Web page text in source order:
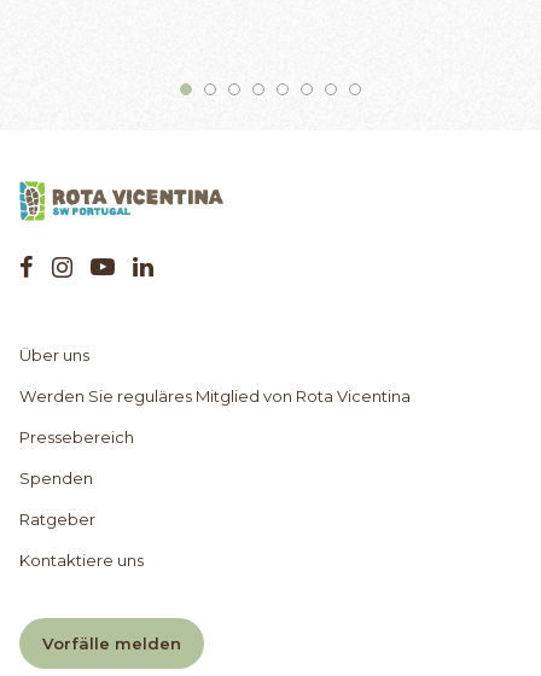
Über uns
Werden Sie reguläres Mitglied von Rota Vicentina
Pressebereich
Spenden
Ratgeber
Kontaktiere uns
Vorfälle melden